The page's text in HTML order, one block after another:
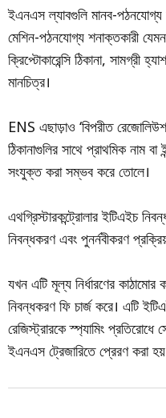
ইএনএস ল্যাবগুলি মানব-পঠনযোগ্য
মেশিন-পঠনযোগ্য শনাক্তকারী
ক্রিপ্টোকারেন্সি ঠিকানা, সামগ্রী
মানচিত্র।
ENS এছাড়াও ‘বিপরীত
ঠিকানাগুলির সাথে প্রাথমিক নাম বা
সংযুক্ত করা সম্ভব করে তোলে।
এথগ্রিস্টারকন্ট্রোলার ইটিএইচ
নিবন্ধকরণ এবং পুনর্নবীকরণ
যখন এটি মূল্য নির্ধারণের
নিবন্ধকরণ ফি চার্জ করে। এটি
রেজিস্ট্রারকে স্প্যামিং
ইএনএস ট্রেজারিতে প্রেরণ করা